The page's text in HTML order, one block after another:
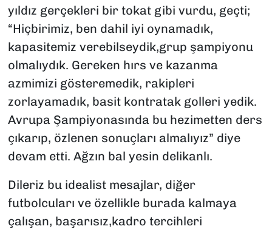
yıldız gerçekleri bir tokat gibi vurdu, geçti;
“Hiçbirimiz, ben dahil iyi oynamadık,
kapasitemiz verebilseydik,grup şampiyonu
olmalıydık. Gereken hırs ve kazanma
azmimizi gösteremedik, rakipleri
zorlayamadık, basit kontratak golleri yedik.
Avrupa Şampiyonasında bu hezimetten ders
çıkarıp, özlenen sonuçları almalıyız” diye
devam etti. Ağzın bal yesin delikanlı.
Dileriz bu idealist mesajlar, diğer
futbolcuları ve özellikle burada kalmaya
çalışan, başarısız,kadro tercihleri